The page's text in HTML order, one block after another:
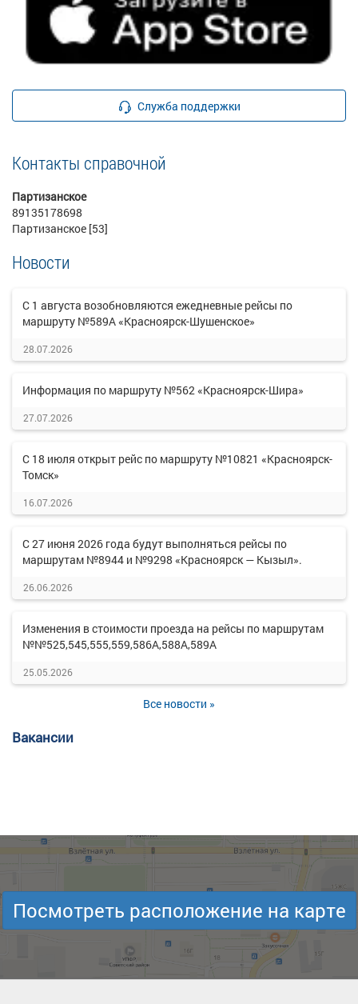
Служба поддержки
Контакты справочной
Партизанское
89135178698
Партизанское [53]
Новости
С 1 августа возобновляются ежедневные рейсы по
маршруту №589А «Красноярск-Шушенское»
28.07.2026
Информация по маршруту №562 «Красноярск-Шира»
27.07.2026
С 18 июля открыт рейс по маршруту №10821 «Красноярск-
Томск»
16.07.2026
С 27 июня 2026 года будут выполняться рейсы по
маршрутам №8944 и №9298 «Красноярск — Кызыл».
26.06.2026
Изменения в стоимости проезда на рейсы по маршрутам
№№525,545,555,559,586А,588А,589А
25.05.2026
Все новости »
Вакансии
Посмотреть расположение на карте